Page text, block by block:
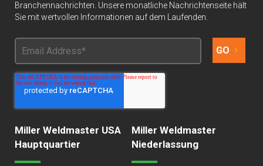
Branchennachrichten. Unsere monatliche Nachrichtenseite hält
Sie mit wertvollen Informationen auf dem Laufenden.
Miller Weldmaster USA
Hauptquartier
Miller Weldmaster
Niederlassung